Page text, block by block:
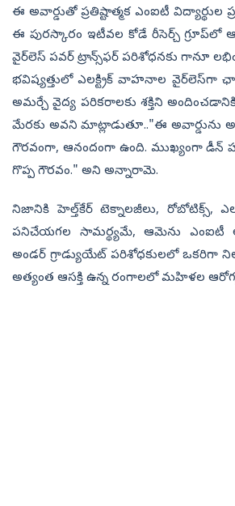
ఈ అవార్డుతో ప్రతిష్టాత్మక ఎంఐటీ విద్యార్థుల
ఈ పురస్కారం ఇటీవల కోడే రీసెర్చ్ గ్రూప్‌లో
వైర్‌లెస్ పవర్ ట్రాన్స్‌ఫర్‌ పరిశోధనకు గానూ
భవిష్యత్తులో ఎలక్ట్రిక్ వాహనాల వైర్‌లెస్‌గా
అమర్చే వైద్య పరికరాలకు శక్తిని
మేరకు అవని మాట్లాడుతూ.."ఈ అవార్డును
గౌరవంగా, ఆనందంగా ఉంది. ముఖ్యంగా డీన్
గొప్ప గౌరవం." అని అన్నారామె.
నిజానికి హెల్త్‌కేర్ టెక్నాలజీలు, రోబోటిక్స్,
పనిచేయగల సామర్థ్యమే, ఆమెను ఎంఐటీ
అండర్ గ్రాడ్యుయేట్ పరిశోధకులలో ఒకరిగా
అత్యంత ఆసక్తి ఉన్న రంగాలలో మహిళల